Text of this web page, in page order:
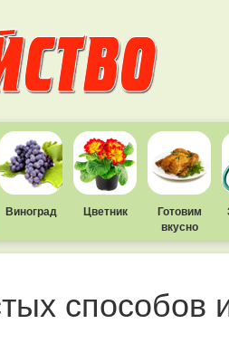
Виноград Цветник
Готовим
вкусно
способов